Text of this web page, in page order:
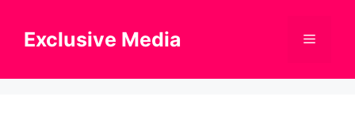
contentExclusive Media Menu